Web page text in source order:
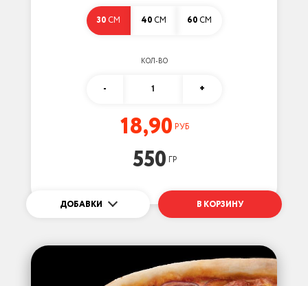
30 СМ 40 СМ 60 СМ
КОЛ-ВО
- 1 +
18,90 РУБ
550 ГР
ДОБАВКИ В КОРЗИНУ